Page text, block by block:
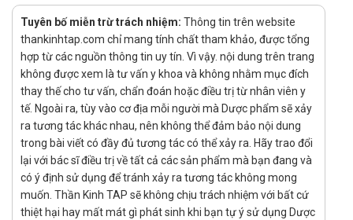
Liều dùng và cách dùng:
Liều dùng:
Người lớn, trẻ em > 3 tuổi: liều uống 1 viên/5kg/mỗi ngày,
uống chia làm 3 lần.
Người lớn mà có cân nặng 70kg liều uống từ 4 – 8 viên x 3
lần/mỗi ngày.
Thuốc Furagon có thể dùng cho lâu dài nếu như có mức
lọc cầu thận (GFR) là < 25ml/phút.
Lượng protein ở chế độ ăn mỗi ngày phải hạn chế < 40g
Tuyên bố miễn trừ trách nhiệm: Thông tin trên website
thankinhtap.com chỉ mang tính chất tham khảo, được tổng
hợp từ các nguồn thông tin uy tín. Vì vậy. nội dung trên trang
không được xem là tư vấn y khoa và không nhằm mục đích
thay thế cho tư vấn, chẩn đoán hoặc điều trị từ nhân viên y
tế. Ngoài ra, tùy vào cơ địa mỗi người mà Dược phẩm sẽ xảy
ra tương tác khác nhau, nên không thể đảm bảo nội dung
trong bài viết có đầy đủ tương tác có thể xảy ra. Hãy trao đổi
lại với bác sĩ điều trị về tất cả các sản phẩm mà bạn đang và
có ý định sử dụng để tránh xảy ra tương tác không mong
muốn. Thần Kinh TAP sẽ không chịu trách nhiệm với bất cứ
thiệt hại hay mất mát gì phát sinh khi bạn tự ý sử dụng Dược